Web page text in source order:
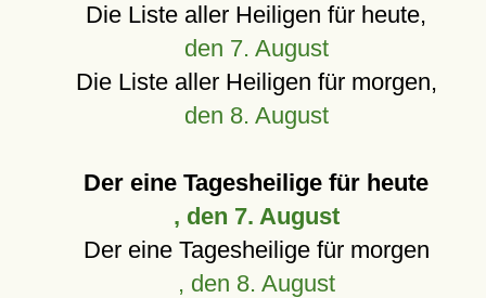
Die Liste aller Heiligen für heute,
den 7. August
Die Liste aller Heiligen für morgen,
den 8. August
Der eine Tagesheilige für heute
, den 7. August
Der eine Tagesheilige für morgen
, den 8. August